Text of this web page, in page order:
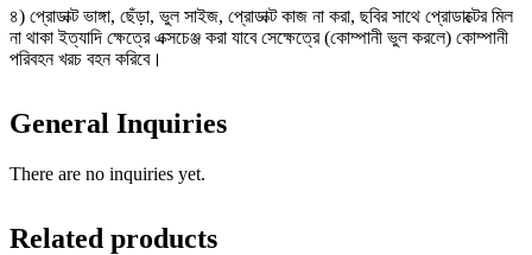
৪) প্রোডাক্ট ভাঙ্গা, ছেঁড়া, ভুল সাইজ, প্রোডাক্ট কাজ না করা, ছবির সাথে প্রোডাক্টের মিল
না থাকা ইত্যাদি ক্ষেত্রে এক্সচেঞ্জ করা যাবে সেক্ষেত্রে (কোম্পানী ভুল করলে) কোম্পানী
পরিবহন খরচ বহন করিবে।
General Inquiries
There are no inquiries yet.
Related products